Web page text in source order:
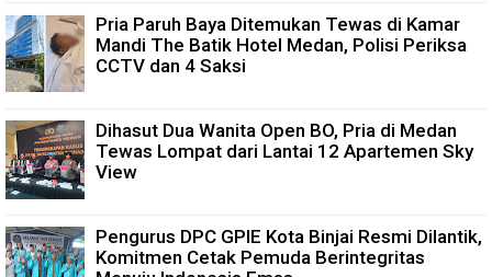
Pria Paruh Baya Ditemukan Tewas di Kamar
Mandi The Batik Hotel Medan, Polisi Periksa
CCTV dan 4 Saksi
Dihasut Dua Wanita Open BO, Pria di Medan
Tewas Lompat dari Lantai 12 Apartemen Sky
View
Pengurus DPC GPIE Kota Binjai Resmi Dilantik,
Komitmen Cetak Pemuda Berintegritas